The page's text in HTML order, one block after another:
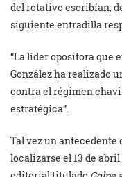
del rotativo escribían,
siguiente entradilla
“La líder opositora que
González ha realizado
contra el régimen
estratégica”.
Tal vez un
localizarse el 13 de